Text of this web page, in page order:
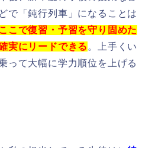
で「鈍行列車」になることは
こで復習・予習を守り固めた
実にリードできる 。上手くい
って大幅に学力順位を上げる